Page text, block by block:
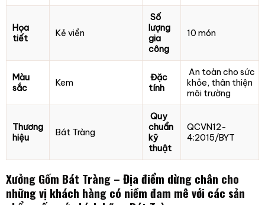
Họa
tiết
Kẻ viền
Số
lượng
gia
công
10 món
Màu
sắc
Kem
Đặc
tính
An toàn cho sức
khỏe, thân thiện
môi trường
Thương
hiệu
Bát Tràng
Quy
chuẩn
kỹ
thuật
QCVN12-
4:2015/BYT
Xưởng Gốm Bát Tràng – Địa điểm dừng chân cho
những vị khách hàng có niềm đam mê với các sản